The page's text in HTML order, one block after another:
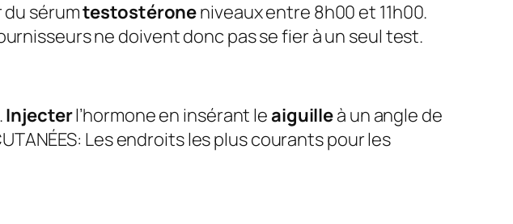
du sérumtestostéroneniveaux entre 8h00 et 11h00.
ne doivent donc pas se fier à un seul test.
Injecterl’hormone en insérant leaiguilleà un angle de
Les endroits les plus courants pour les